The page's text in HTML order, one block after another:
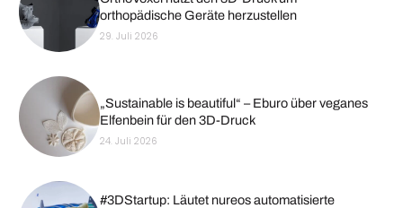
orthopädische Geräte herzustellen
29. Juli 2026
„Sustainable is beautiful“ – Eburo über veganes
Elfenbein für den 3D-Druck
24. Juli 2026
#3DStartup: Läutet nureos automatisierte